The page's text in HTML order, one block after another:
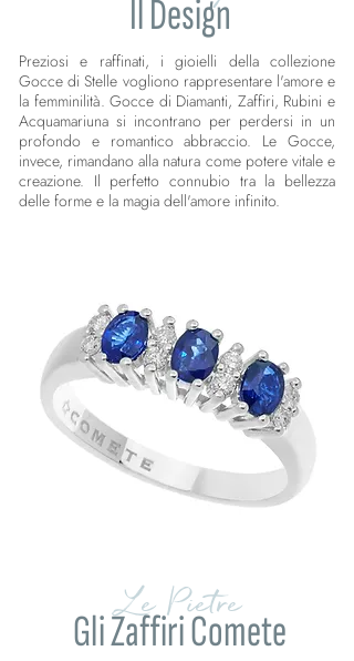
Il Design
Preziosi e raffinati, i gioielli della collezione
Gocce di Stelle vogliono rappresentare l'amore e
la femminilità. Gocce di Diamanti, Zaffiri, Rubini e
Acquamariuna si incontrano per perdersi in un
profondo e romantico abbraccio. Le Gocce,
invece, rimandano alla natura come potere vitale e
creazione. Il perfetto connubio tra la bellezza
delle forme e la magia dell'amore infinito.
Le Pietre
Gli Zaffiri Comete